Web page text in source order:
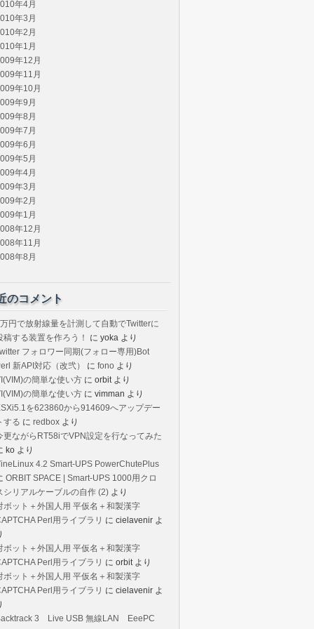
年4月
年3月
年2月
年1月
年12月
年11月
年10月
年9月
年8月
年7月
年6月
年5月
年4月
年3月
年2月
年1月
年12月
年11月
年8月
のコメント
円で放射線量を計測して自動でTwitterに
稿する装置を作ろう！
に yoka より
フォロワー同期(フォロー専用)Bot
新API対応（改弐）
に fono より
の簡単な使い方 に orbitより
の簡単な使い方 に vimman より
を623860から914609へアップデー
する に redbox より
更ながらRT58iでVPN設定を行なってみた
ko より
4.2 Smart-UPS PowerChutePlus
ORBIT SPACE | Smart-UPS 1000用クロ
シリアルケーブルの自作 (2) より
ボット＋外国人用 平仮名＋和製漢字
Perl用ライブラリ に cielavenir よ
ボット＋外国人用 平仮名＋和製漢字
Perl用ライブラリ に orbitより
ボット＋外国人用 平仮名＋和製漢字
Perl用ライブラリ に cielavenir よ
3 Live USB 無線LAN EeePC